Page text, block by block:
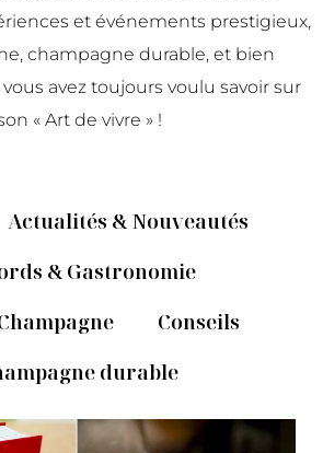
et événements prestigieux,
champagne durable, et bien
avez toujours voulu savoir sur
« Art de vivre » !
Actualités & Nouveautés
& Gastronomie
Conseils
durable